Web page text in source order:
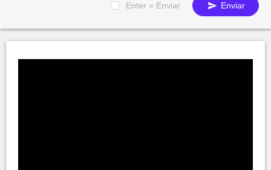
Enter = Enviar Enviar